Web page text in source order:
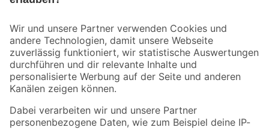
Der toom Newsletter: Keine Angebote und Aktionen mehr verpassen!
Zur Newsletter Anmeldung
Folge uns